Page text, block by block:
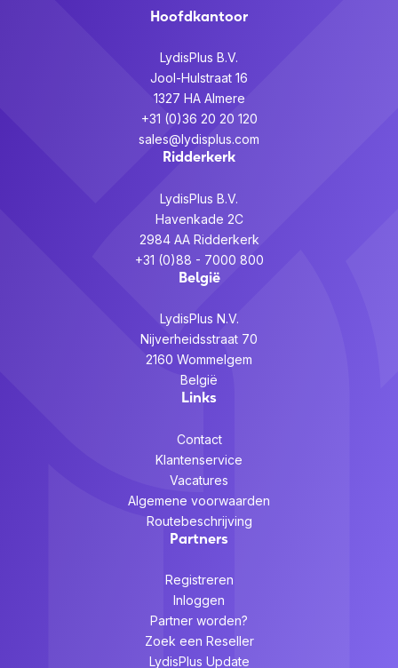
Hoofdkantoor
LydisPlus B.V.
Jool-Hulstraat 16
1327 HA Almere
+31 (0)36 20 20 120
sales@lydisplus.com
Ridderkerk
LydisPlus B.V.
Havenkade 2C
2984 AA Ridderkerk
+31 (0)88 - 7000 800
België
LydisPlus N.V.
Nijverheidsstraat 70
2160 Wommelgem
België
Links
Contact
Klantenservice
Vacatures
Algemene voorwaarden
Routebeschrijving
Partners
Registreren
Inloggen
Partner worden?
Zoek een Reseller
LydisPlus Update